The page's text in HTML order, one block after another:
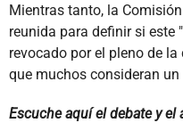
Mientras tanto, la
reunida para definir si este
revocado por el pleno de
que muchos consideran
Escuche aquí el debate y el